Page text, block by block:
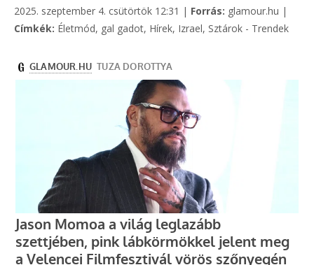
2025. szeptember 4. csütörtök 12:31 | Forrás: Kategória
glamour.hu |
Címkék: Címkék
Életmód, gal gadot, Hírek, Izrael, Sztárok - Trendek